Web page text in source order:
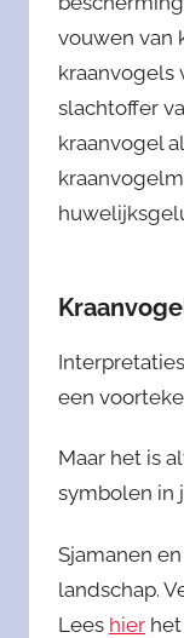
vouwen van
kraanvogels
slachtoffer
kraanvogel
een
Maar het is
symbolen in
Sjamanen
landschap.
Lees hier